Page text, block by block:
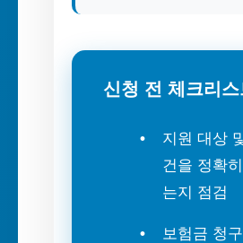
신청 전 체크리스
지원 대상
건을 정확
는지 점검
보험금 청